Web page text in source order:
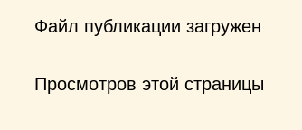
Файл публикации загружен
Просмотров этой страницы